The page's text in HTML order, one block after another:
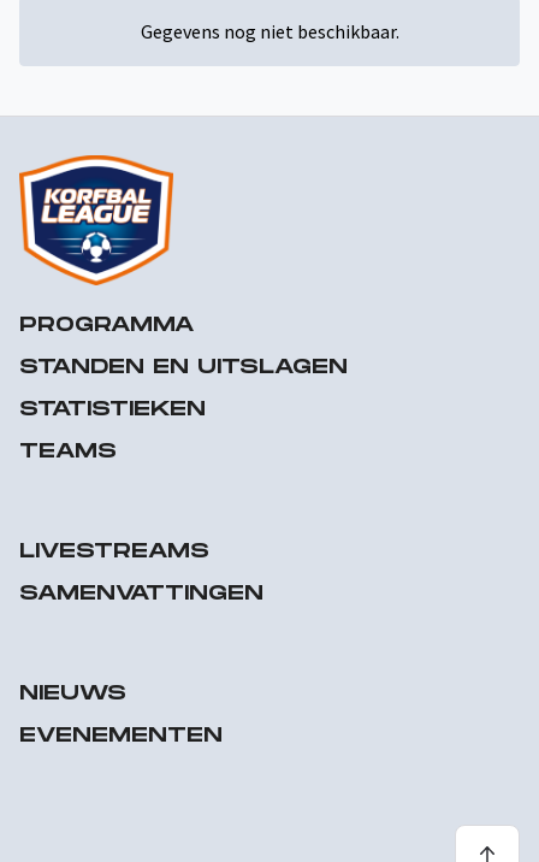
Gegevens nog niet beschikbaar.
PROGRAMMA
STANDEN EN UITSLAGEN
STATISTIEKEN
TEAMS
LIVESTREAMS
SAMENVATTINGEN
NIEUWS
EVENEMENTEN